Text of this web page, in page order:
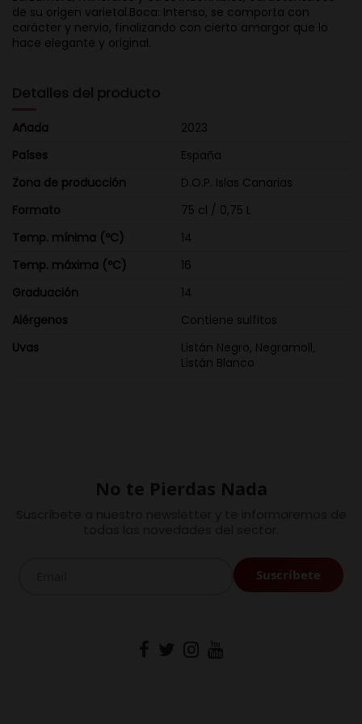
de su origen varietal.Boca: Intenso, se comporta con
carácter y nervio, finalizando con cierto amargor que lo
hace elegante y original.
Detalles del producto
Añada
2023
Países
España
Zona de producción
D.O.P. Islas Canarias
Formato
75 cl / 0,75 L
Temp. mínima (ºC)
14
Temp. máxima (ºC)
16
Graduación
14
Alérgenos
Contiene sulfitos
Uvas
Listán Negro, Negramoll,
Listán Blanco
No te Pierdas Nada